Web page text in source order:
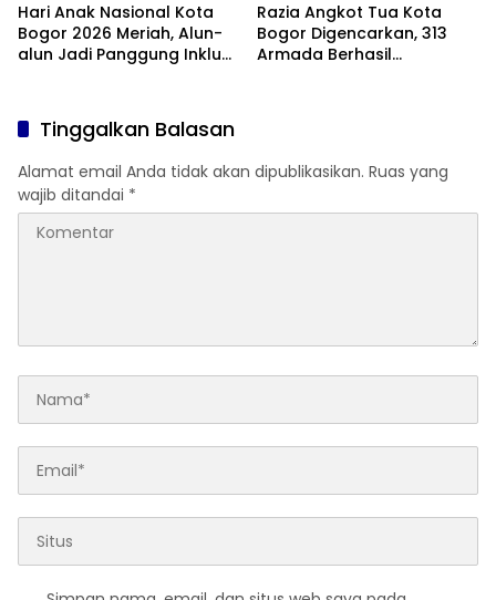
Hari Anak Nasional Kota
Bogor 2026 Meriah, Alun-
alun Jadi Panggung Inklusi
Razia Angkot Tua Kota
Bogor Digencarkan, 313
Armada Berhasil
Tinggalkan Balasan
Alamat email Anda tidak akan dipublikasikan. Ruas yang
wajib ditandai *